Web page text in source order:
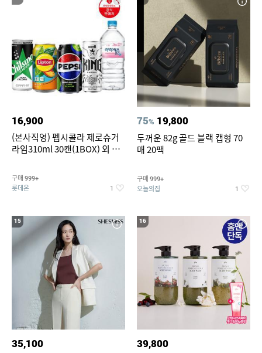
16,900
(본사직영) 펩시콜라 제로슈거
라임310ml 30캔(1BOX) 외 롯
구매 999+
롯데온 1
75% 19,800
두꺼운 82g 골드 블랙 캡형 70
매 20팩
구매 999+
오늘의집 1
15
35,100
16
39,800